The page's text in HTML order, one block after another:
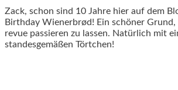
Zack, schon sind 10 Jahre hier auf dem
Birthday Wienerbrød! Ein schöner
revue passieren zu lassen. Natürlich mit
standesgemäßen Törtchen!